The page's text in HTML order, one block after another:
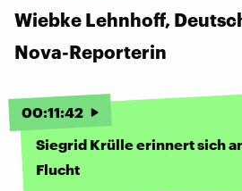
Wiebke Lehnhoff,
Nova-Reporterin
00:11:42
Siegrid Krülle erinnert sich
Flucht